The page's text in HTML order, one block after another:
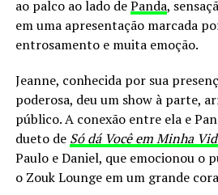
ao palco ao lado dePanda,
em uma apresentação marcada
entrosamento e muita emoção.
Jeanne, conhecida por sua
poderosa, deu um show à parte,
público. A conexão entre ela e
dueto de Só dá Você em Minha
Paulo e Daniel, que emocionou o
o Zouk Lounge em um grande